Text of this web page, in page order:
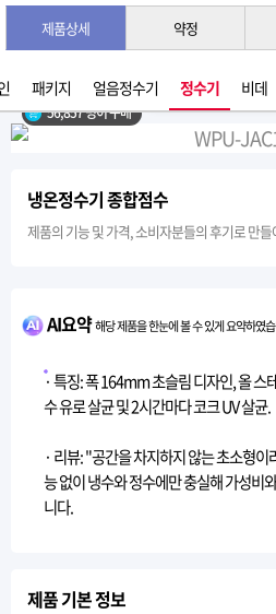
패키지 얼음정수기 정수기 비데
제품상세 약정
3초 간편 견
2026년 07월 생산
56,857 명이 구매
냉온정수기 종합점수
제품의 기능 및 가격, 소비자분들의 후기로 만
AI요약해당 제품을 한눈에 볼 수 있게 요약하였
· 특징: 폭 164mm 초슬림 디자인, 올 스
수 유로 살균 및 2시간마다 코크 UV 살균.
· 리뷰: "공간을 차지하지 않는 초소형이
능 없이 냉수와 정수에만 충실해 가성비
니다.
제품 기본 정보